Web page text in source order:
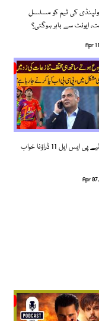
کی ٹیم کو مسلسل
ایونٹ سے باہر ہوگئی؟
Apr
نسیم شاہ کےلیے پی ایس ایل 11 ڈراؤنا خواب
Apr